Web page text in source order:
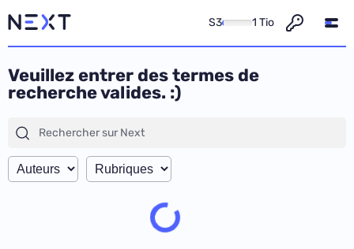
S3 1 Tio
Veuillez entrer des termes de
recherche valides. :)